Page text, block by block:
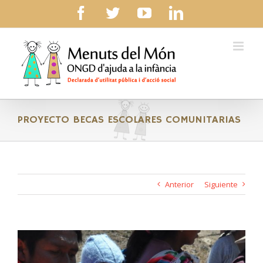
content
facebook
twitteryoutubelinkedin
PROYECTO BECAS ESCOLARES COMUNITARIAS
Anterior Siguiente
imagen
más